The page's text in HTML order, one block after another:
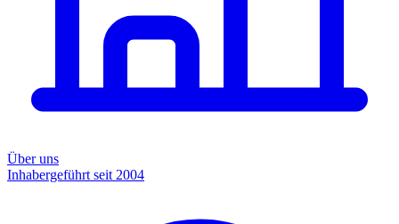
Über uns
Inhabergeführt seit 2004